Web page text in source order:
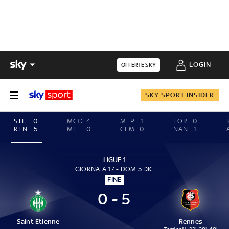
OFFERTE SKY LOGIN
SKY SPORT INSIDER
STE
0
REN
5
MCO 4
MET
0
MTP
1
CLM
0
LOR
0
NAN
1
LIGUE 1
GIORNATA 17 - DOM 5 DIC
FINE
Saint Etienne
0 - 5
Rennes